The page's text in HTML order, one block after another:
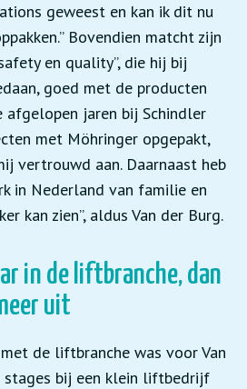
geweest en kan ik dit nu
Bovendien matcht zijn
en quality”, die hij bij
goed met de producten
afgelopen jaren bij Schindler
met Möhringer opgepakt,
vertrouwd aan. Daarnaast heb
in Nederland van familie en
kan zien”, aldus Van der Burg.
in de liftbranche, dan
uit
de liftbranche was voor Van
stages bij een klein liftbedrijf